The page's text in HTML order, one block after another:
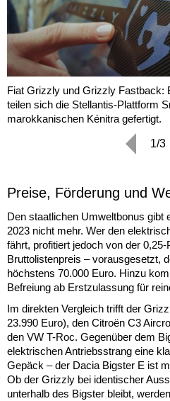
Fiat Grizzly und Grizzly Fastback:
teilen sich die Stellantis-Plattform
marokkanischen Kénitra gefertigt.
1/3
Preise, Förderung und
Den staatlichen Umweltbonus gibt
2023 nicht mehr. Wer den
fährt, profitiert jedoch von der
Bruttolistenpreis – vorausgesetzt,
höchstens 70.000 Euro. Hinzu
Befreiung ab Erstzulassung für
Im direkten Vergleich trifft der
23.990 Euro), den Citroën C3
den VW T-Roc. Gegenüber dem
elektrischen Antriebsstrang eine
Gepäck – der Dacia Bigster E ist
Ob der Grizzly bei identischer
unterhalb des Bigster bleibt,